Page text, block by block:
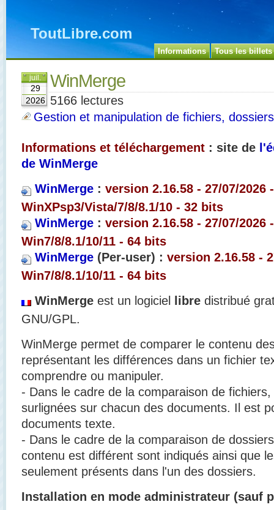
ToutLibre.com
Informations Tous les billets
juil.
29
2026
WinMerge
5166 lectures
Gestion et manipulation de fichiers,
Informations et téléchargement : site de
de WinMerge
WinMerge : version 2.16.58 - 27/07/2026
WinXPsp3/Vista/7/8/8.1/10 - 32 bits
WinMerge : version 2.16.58 - 27/07/2026
Win7/8/8.1/10/11 - 64 bits
WinMerge (Per-user) : version 2.16.58 -
Win7/8/8.1/10/11 - 64 bits
WinMerge est un logiciel libre distribué
GNU/GPL.
WinMerge permet de comparer le contenu
représentant les différences dans un fichier
comprendre ou manipuler.
- Dans le cadre de la comparaison de
surlignées sur chacun des documents. Il est
documents texte.
- Dans le cadre de la comparaison de
contenu est différent sont indiqués ainsi que
seulement présents dans l'un des dossiers.
Installation en mode administrateur (sauf